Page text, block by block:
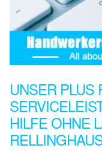
UNSER PLUS
HILFE OHNE